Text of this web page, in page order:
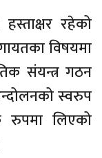
रहेको
विषयमा
संयन्त्र गठन
स्वरुप
रुपमा लिएको